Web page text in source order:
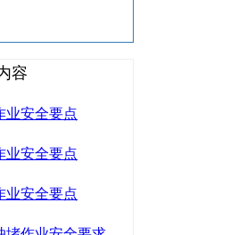
容
业安全要点
业安全要点
业安全要点